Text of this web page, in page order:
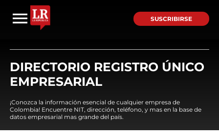
SUSCRIBIRSE
DIRECTORIO REGISTRO ÚNICO
EMPRESARIAL
¡Conozca la información esencial de cualquier empresa de
Colombia! Encuentre NIT, dirección, teléfono, y mas en la base de
datos empresarial mas grande del país.